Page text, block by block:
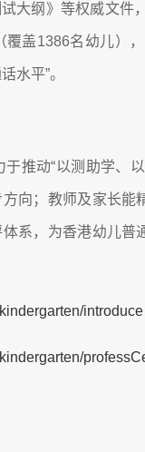
大纲》等权威文件
盖1386名幼儿）
水平”。
推动“以测助学、
向；教师及家长能
系，为香港幼儿普
introduce